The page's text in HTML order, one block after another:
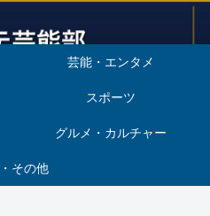
芸能・エンタメ
スポーツ
グルメ・カルチャー
その他